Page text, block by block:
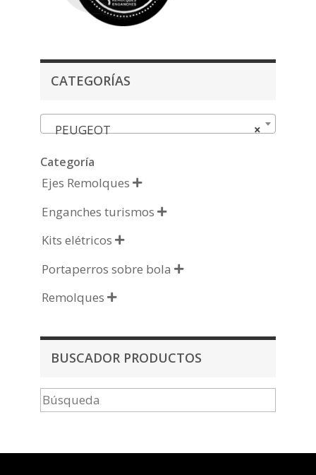
CATEGORÍAS
×
PEUGEOT
Categoría
Ejes Remolques 
Enganches turismos 
Kits elétricos 
Portaperros sobre bola 
Remolques 
BUSCADOR PRODUCTOS